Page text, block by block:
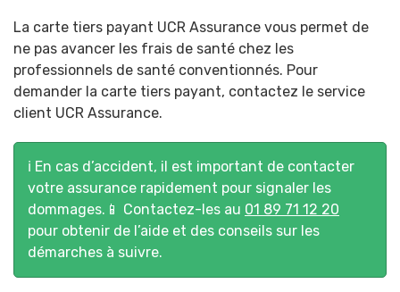
La carte tiers payant UCR Assurance vous permet de
ne pas avancer les frais de santé chez les
professionnels de santé conventionnés. Pour
demander la carte tiers payant, contactez le service
client UCR Assurance.
ℹ️ En cas d’accident, il est important de contacter
votre assurance rapidement pour signaler les
dommages.📱 Contactez-les au 01 89 71 12 20
pour obtenir de l’aide et des conseils sur les
démarches à suivre.